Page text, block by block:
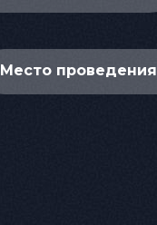
Место проведения